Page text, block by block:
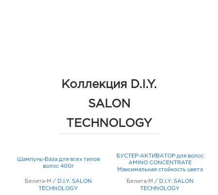
Коллекция D.I.Y.
SALON
TECHNOLOGY
Шампунь-База для всех типов
волос 400г
Белита-М /
D.I.Y. SALON
TECHNOLOGY
БУСТЕР-АКТИВАТОР для волос
AMINO CONCENTRATE
Максимальная стойкость цвета
Белита-М /
D.I.Y. SALON
TECHNOLOGY